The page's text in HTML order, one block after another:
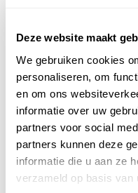
Deze website maakt
We gebruiken cookies
personaliseren, om
en om ons
informatie over uw
partners voor social
partners kunnen deze
informatie die u aan ze
verzameld op basis van
E-mailadres*
Wordt niet getoond op de
Naam*
Reisperiode(optioneel)